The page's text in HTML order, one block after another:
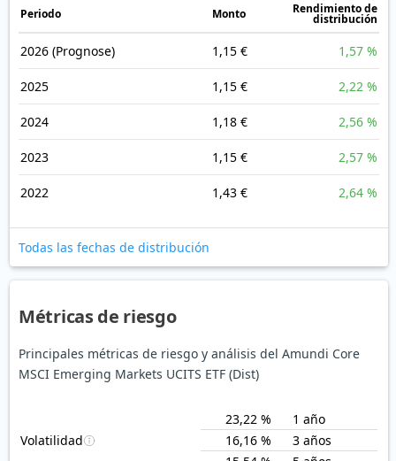
Periodo Monto Rendimiento de
distribución
2026 (Prognose) 1,15 € 1,57 %
2025 1,15 € 2,22 %
2024 1,18 € 2,56 %
2023 1,15 € 2,57 %
2022 1,43 € 2,64 %
Todas las fechas de distribución
Métricas de riesgo
Principales métricas de riesgo y análisis del Amundi Core
MSCI Emerging Markets UCITS ETF (Dist)
Volatilidad
23,22 %
1 año
16,16 %
3 años